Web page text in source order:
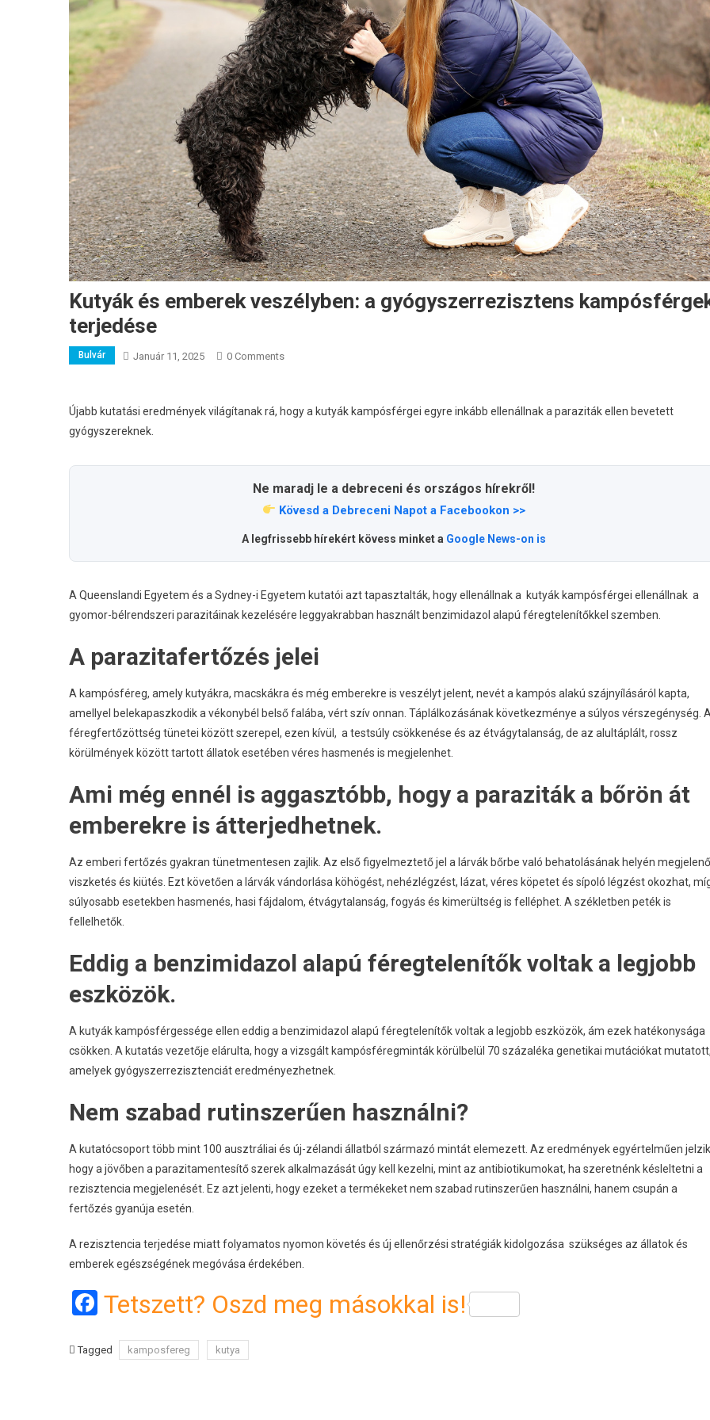
Kutyák és emberek veszélyben: a gyógyszerrezisztens
terjedése
Bulvár Január 11, 2025 0 Comments
Újabb kutatási eredmények világítanak rá, hogy a kutyák kampósférgei egyre inkább ellenállnak a paraziták ellen bevetett
gyógyszereknek.
Ne maradj le a debreceni és országos hírekről!
Kövesd a Debreceni Napot a Facebookon >>
A legfrissebb hírekért kövess minket a Google News-on is
A Queenslandi Egyetem és a Sydney-i Egyetem kutatói azt tapasztalták, hogy ellenállnak a kutyák kampósférgei ellenállnak a
gyomor-bélrendszeri parazitáinak kezelésére leggyakrabban használt benzimidazol alapú féregtelenítőkkel szemben.
A parazitafertőzés jelei
A kampósféreg, amely kutyákra, macskákra és még emberekre is veszélyt jelent, nevét a kampós alakú szájnyílásáról kapta,
amellyel belekapaszkodik a vékonybél belső falába, vért szív onnan. Táplálkozásának következménye a súlyos vérszegénység. A
féregfertőzöttség tünetei között szerepel, ezen kívül, a testsúly csökkenése és az étvágytalanság, de az alultáplált, rossz
körülmények között tartott állatok esetében véres hasmenés is megjelenhet.
Ami még ennél is aggasztóbb, hogy a paraziták a bőrön át
emberekre is átterjedhetnek.
Az emberi fertőzés gyakran tünetmentesen zajlik. Az első figyelmeztető jel a lárvák bőrbe való behatolásának helyén megjelenő
viszketés és kiütés. Ezt követően a lárvák vándorlása köhögést, nehézlégzést, lázat, véres köpetet és sípoló légzést okozhat,
súlyosabb esetekben hasmenés, hasi fájdalom, étvágytalanság, fogyás és kimerültség is felléphet. A székletben peték is
fellelhetők.
Eddig a benzimidazol alapú féregtelenítők voltak a legjobb
eszközök.
A kutyák kampósférgessége ellen eddig a benzimidazol alapú féregtelenítők voltak a legjobb eszközök, ám ezek hatékonysága
csökken. A kutatás vezetője elárulta, hogy a vizsgált kampósféregminták körülbelül 70 százaléka genetikai mutációkat mutatott,
amelyek gyógyszerrezisztenciát eredményezhetnek.
Nem szabad rutinszerűen használni?
A kutatócsoport több mint 100 ausztráliai és új-zélandi állatból származó mintát elemezett. Az eredmények egyértelműen
hogy a jövőben a parazitamentesítő szerek alkalmazását úgy kell kezelni, mint az antibiotikumokat, ha szeretnénk késleltetni a
rezisztencia megjelenését. Ez azt jelenti, hogy ezeket a termékeket nem szabad rutinszerűen használni, hanem csupán a
fertőzés gyanúja esetén.
A rezisztencia terjedése miatt folyamatos nyomon követés és új ellenőrzési stratégiák kidolgozása szükséges az állatok és
emberek egészségének megóvása érdekében.
Facebook
Tetszett? Oszd meg másokkal is!
Tagged kamposfereg kutya